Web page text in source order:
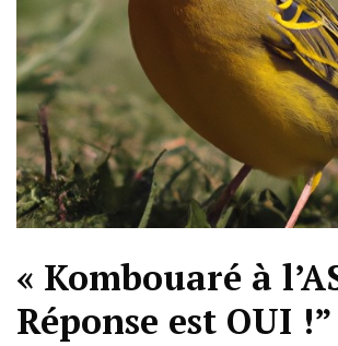
« Kombouaré à
Réponse est OUI !”